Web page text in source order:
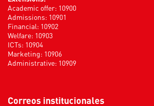
Academic offer: 10900
Admissions: 10901
Financial: 10902
Welfare: 10903
ICTs: 10904
Marketing: 10906
Administrative: 10909
Correos institucionales